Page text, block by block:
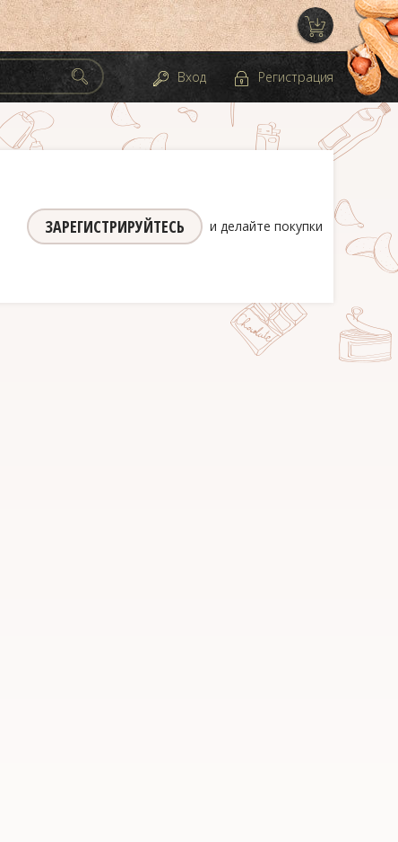
Вход Регистрация
ЗАРЕГИСТРИРУЙТЕСЬ и делайте покупки